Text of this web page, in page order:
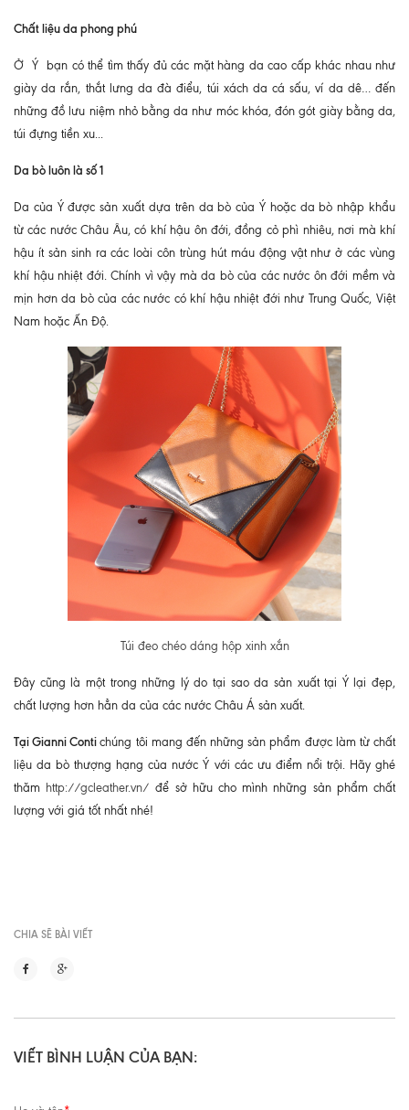
Chất liệu da phong phú
Ở Ý bạn có thể tìm thấy đủ các mặt hàng da cao cấp khác nhau như
giày da rắn, thắt lưng da đà điểu, túi xách da cá sấu, ví da dê… đến
những đồ lưu niệm nhỏ bằng da như móc khóa, đón gót giày bằng da,
túi đựng tiền xu...
Da bò luôn là số 1
Da của Ý được sản xuất dựa trên da bò của Ý hoặc da bò nhập khẩu
từ các nước Châu Âu, có khí hậu ôn đới, đồng cỏ phì nhiêu, nơi mà khí
hậu ít sản sinh ra các loài côn trùng hút máu động vật như ở các vùng
khí hậu nhiệt đới. Chính vì vậy mà da bò của các nước ôn đới mềm và
mịn hơn da bò của các nước có khí hậu nhiệt đới như Trung Quốc, Việt
Nam hoặc Ấn Độ.
Túi đeo chéo dáng hộp xinh xắn
Đây cũng là một trong những lý do tại sao da sản xuất tại Ý lại đẹp,
chất lượng hơn hẳn da của các nước Châu Á sản xuất.
Tại Gianni Contichúng tôi mang đến những sản phẩm được làm từ chất
liệu da bò thượng hạng của nước Ý với các ưu điểm nổi trội. Hãy ghé
thăm http://gcleather.vn/ để sở hữu cho mình những sản phẩm chất
lượng với giá tốt nhất nhé!
CHIA SẼ BÀI VIẾT
VIẾT BÌNH LUẬN CỦA BẠN: